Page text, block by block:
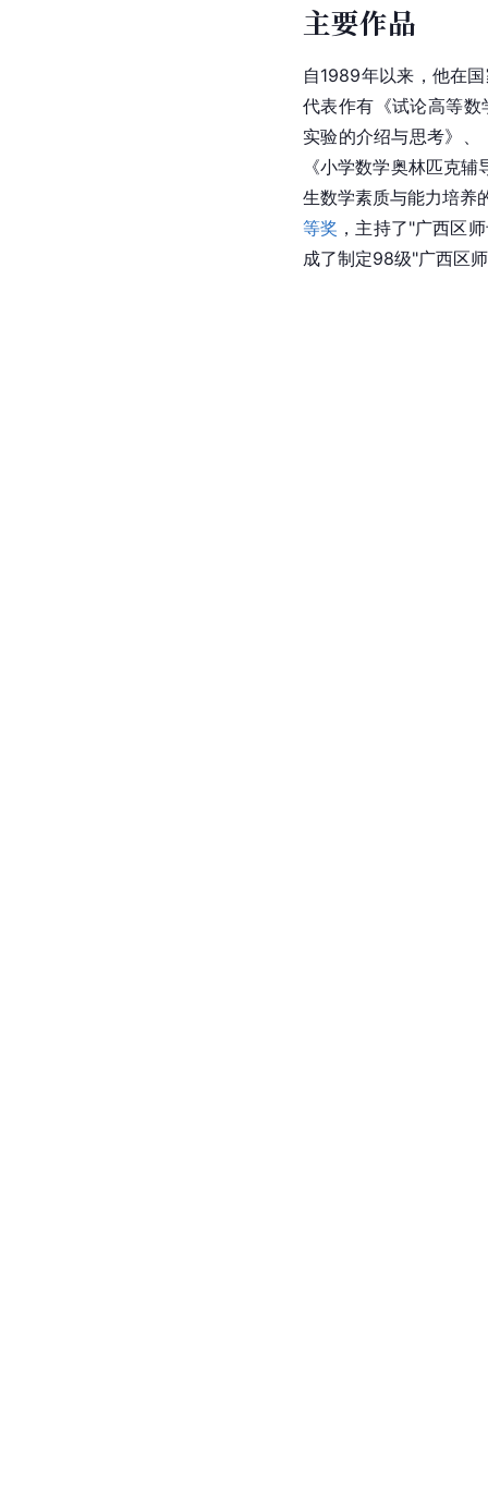
主要作品
自1989年以来，他在
代表作有《试论高等
实验的介绍与思考》
《小学数学奥林匹克
生数学素质与能力培养
等奖 ，主持了"广西区
成了制定98级"广西区